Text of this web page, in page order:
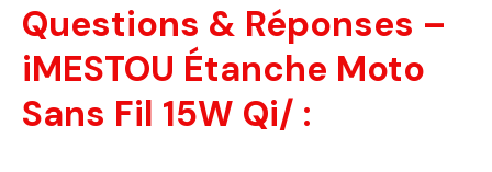
Questions & Réponses –
iMESTOU Étanche Moto
Sans Fil 15W Qi/ :